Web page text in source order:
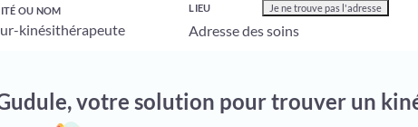
OU NOM LIEU Je ne trouve pas l'adresse
votre solution pour trouver un